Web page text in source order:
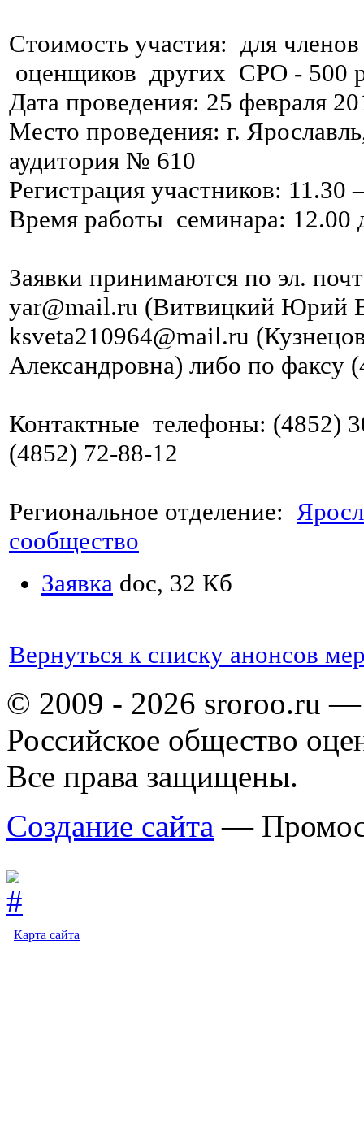
Стоимость участия: для
оценщиков других СРО - 500
Дата проведения: 25 февраля
Место проведения: г.
аудитория № 610
Регистрация участников: 11.30
Время работы семинара: 12.00
Заявки принимаются по эл.
yar@mail.ru (Витвицкий Юрий
ksveta210964@mail.ru
Александровна) либо по
Контактные телефоны: (4852)
(4852) 72-88-12
Региональное отделение:
сообщество
Заявка doc, 32 Кб
Вернуться к списку анонсов
© 2009 - 2026 sroroo.ru —
Российское общество
Все права защищены.
Создание сайта —
Карта сайта